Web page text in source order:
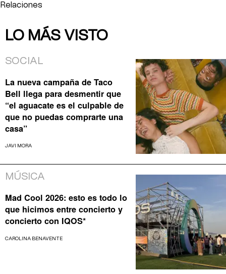
Relaciones
LO MÁS VISTO
SOCIAL
La nueva campaña de Taco
Bell llega para desmentir que
“el aguacate es el culpable de
que no puedas comprarte una
casa”
JAVI MORA
MÚSICA
Mad Cool 2026: esto es todo lo
que hicimos entre concierto y
concierto con IQOS*
CAROLINA BENAVENTE